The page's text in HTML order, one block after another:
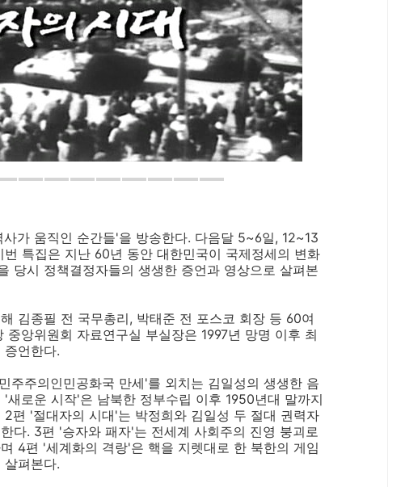
가 움직인 순간들'을 방송한다. 다음달 5~6일, 12~13
특집은 지난 60년 동안 대한민국이 국제정세의 변화
당시 정책결정자들의 생생한 증언과 영상으로 살펴본
김종필 전 국무총리, 박태준 전 포스코 회장 등 60여
앙위원회 자료연구실 부실장은 1997년 망명 이후 최
언한다.
주주의인민공화국 만세'를 외치는 김일성의 생생한 음
로운 시작'은 남북한 정부수립 이후 1950년대 말까지
편 '절대자의 시대'는 박정희와 김일성 두 절대 권력자
다. 3편 '승자와 패자'는 전세계 사회주의 진영 붕괴로
4편 '세계화의 격랑'은 핵을 지렛대로 한 북한의 게임
펴본다.